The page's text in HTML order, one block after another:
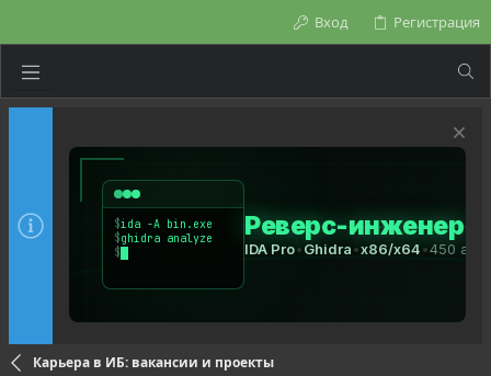
Вход Регистрация
Карьера в ИБ: вакансии и проекты